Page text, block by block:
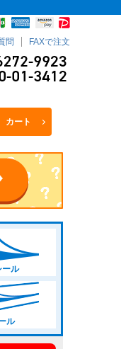
問 FAXで注文
カート
ール
ル